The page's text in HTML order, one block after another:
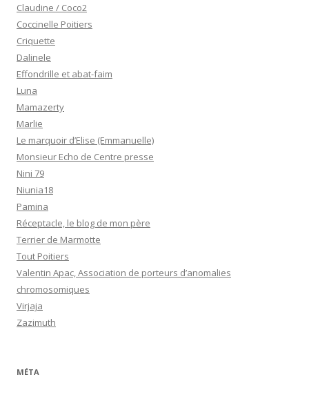
Claudine / Coco2
Coccinelle Poitiers
Criquette
Dalinele
Effondrille et abat-faim
Luna
Mamazerty
Marlie
Le marquoir d’Elise (Emmanuelle)
Monsieur Echo de Centre presse
Nini 79
Niunia18
Pamina
Réceptacle, le blog de mon père
Terrier de Marmotte
Tout Poitiers
Valentin Apac, Association de porteurs d’anomalies
chromosomiques
Virjaja
Zazimuth
MÉTA